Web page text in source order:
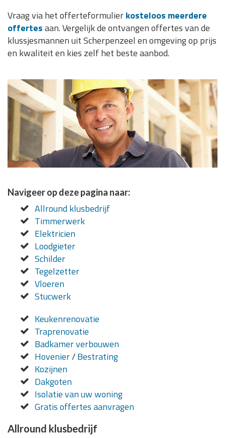
Vraag via het offerteformulierkosteloos meerdere
offertesaan. Vergelijk de ontvangen offertes van de
klussjesmannen uit Scherpenzeel en omgeving op prijs
en kwaliteit en kies zelf het beste aanbod.
Navigeer op deze pagina naar:
Allround klusbedrijf
Timmerwerk
Elektricien
Loodgieter
Schilder
Tegelzetter
Vloeren
Stucwerk
Keukenrenovatie
Traprenovatie
Badkamer verbouwen
Hovenier/Bestrating
Kozijnen
Dakgoten
Isolatie van uw woning
Gratis offertes aanvragen
Allround klusbedrijf